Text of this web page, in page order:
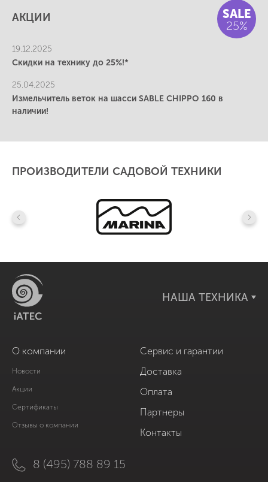
АКЦИИ
SALE
25%
19.12.2025
Скидки на технику до 25%!*
25.04.2025
Измельчитель веток на шасси SABLE CHIPPO 160 в
наличии!
ПРОИЗВОДИТЕЛИ САДОВОЙ ТЕХНИКИ
НАША ТЕХНИКА
О компании
Новости
Акции
Сертификаты
Отзывы о компании
Сервис и гарантии
Доставка
Оплата
Партнеры
Контакты
8 (495) 788 89 15